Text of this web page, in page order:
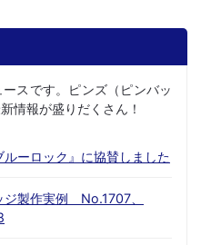
スです。ピンズ（ピンバッ
情報が盛りだくさん！
ルーロック』に協賛しました
ジ製作実例 No.1707、